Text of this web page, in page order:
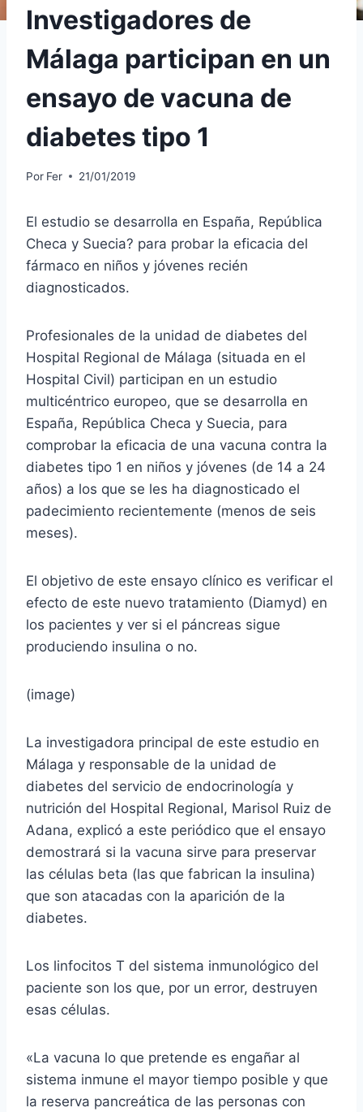
Investigadores de
Málaga participan en un
ensayo de vacuna de
diabetes tipo 1
Por Fer 21/01/2019
El estudio se desarrolla en España, República
Checa y Suecia? para probar la eficacia del
fármaco en niños y jóvenes recién
diagnosticados.
Profesionales de la unidad de diabetes del
Hospital Regional de Málaga (situada en el
Hospital Civil) participan en un estudio
multicéntrico europeo, que se desarrolla en
España, República Checa y Suecia, para
comprobar la eficacia de una vacuna contra la
diabetes tipo 1 en niños y jóvenes (de 14 a 24
años) a los que se les ha diagnosticado el
padecimiento recientemente (menos de seis
meses).
El objetivo de este ensayo clínico es verificar el
efecto de este nuevo tratamiento (Diamyd) en
los pacientes y ver si el páncreas sigue
produciendo insulina o no.
(image)
La investigadora principal de este estudio en
Málaga y responsable de la unidad de
diabetes del servicio de endocrinología y
nutrición del Hospital Regional, Marisol Ruiz de
Adana, explicó a este periódico que el ensayo
demostrará si la vacuna sirve para preservar
las células beta (las que fabrican la insulina)
que son atacadas con la aparición de la
diabetes.
Los linfocitos T del sistema inmunológico del
paciente son los que, por un error, destruyen
esas células.
«La vacuna lo que pretende es engañar al
sistema inmune el mayor tiempo posible y que
la reserva pancreática de las personas con